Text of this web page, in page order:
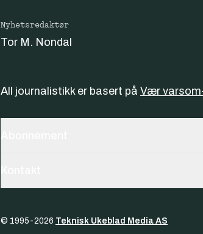
Nyhetsredaktør
Tor M. Nondal
All journalistikk er basert på Vær
© 1995-2026 Teknisk Ukeblad Media AS